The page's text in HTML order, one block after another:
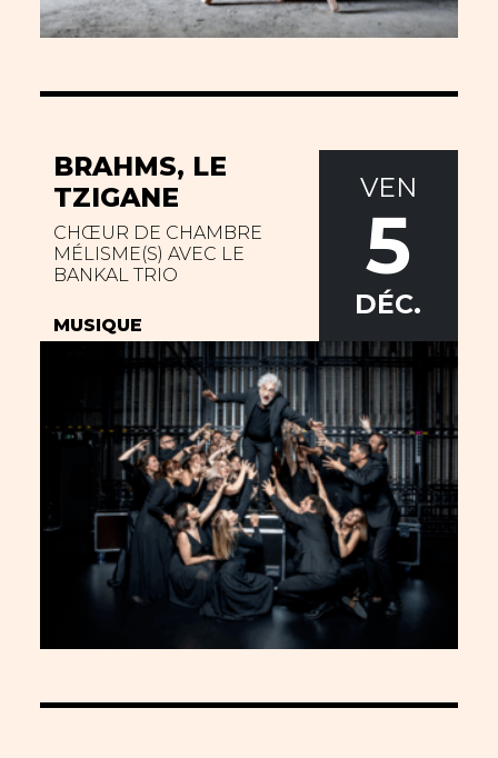
BRAHMS, LE
TZIGANE
CHŒUR DE CHAMBRE
MÉLISME(S) AVEC LE
BANKAL TRIO
MUSIQUE
VEN
5
DÉC.